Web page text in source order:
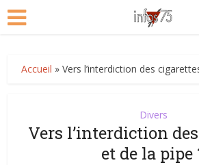
Accueil »Vers l’interdiction des
Divers
Vers l’interdiction
et de la pipe